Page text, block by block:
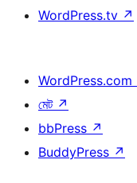
WordPress.tv ↗
WordPress.com
মেট ↗
bbPress ↗
BuddyPress ↗